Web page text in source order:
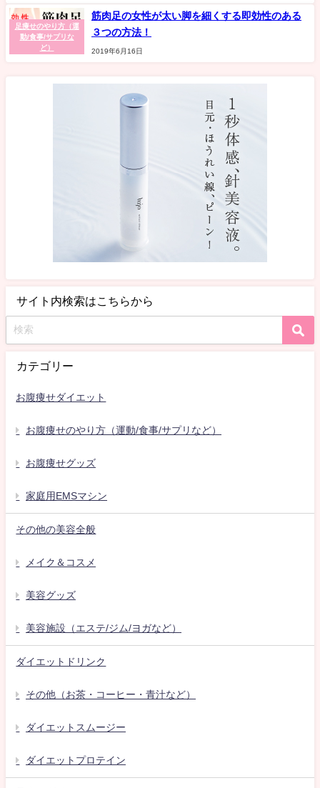
足痩せのやり方（運
動/食事/サプリな
ど）
筋肉足の女性が太い脚を細くする即効性のある
３つの方法！
2019年6月16日
サイト内検索はこちらから
カテゴリー
お腹痩せダイエット
お腹痩せのやり方（運動/食事/サプリなど）
お腹痩せグッズ
家庭用EMSマシン
その他の美容全般
メイク＆コスメ
美容グッズ
美容施設（エステ/ジム/ヨガなど）
ダイエットドリンク
その他（お茶・コーヒー・青汁など）
ダイエットスムージー
ダイエットプロテイン